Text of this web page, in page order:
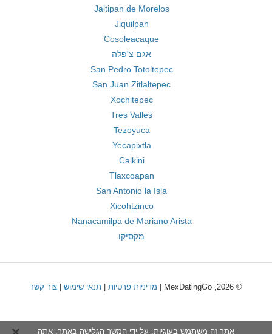
Jaltipan de Morelos
Jiquilpan
Cosoleacaque
אגם צ'פלה
San Pedro Totoltepec
San Juan Zitlaltepec
Xochitepec
Tres Valles
Tezoyuca
Yecapixtla
Calkini
Tlaxcoapan
San Antonio la Isla
Xicohtzinco
Nanacamilpa de Mariano Arista
מקסיקו
© 2026, MexDatingGo | מדיניות פרטיות תנאי שימוש צור קשר
אתר זה משתמש בעוגיות. על ידי המשך הגלישה באתר, אתה